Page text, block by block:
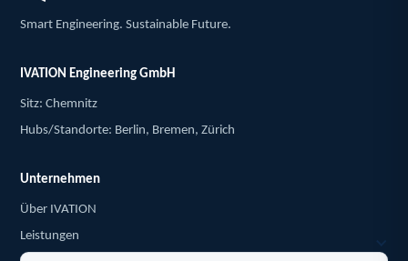
Smart Engineering. Sustainable Future.
IVATION Engineering GmbH
Sitz: Chemnitz
Hubs/Standorte: Berlin, Bremen, Zürich
Unternehmen
Über IVATION
Leistungen